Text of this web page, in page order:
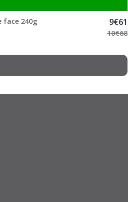
face 240g
9€61
10€68